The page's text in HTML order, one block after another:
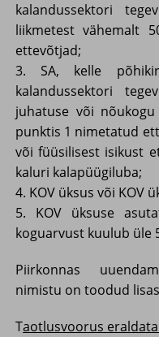
kalandussektori
liikmetest vähemalt
ettevõtjad;
3. SA, kelle
kalandussektori
juhatuse või
punktis 1 nimetatud
või füüsilisest isikust
kaluri kalapüügiluba;
4. KOV üksus või KOV
5. KOV üksuse
koguarvust kuulub üle
Piirkonnas
nimistu on toodud
Taotlusvoorus